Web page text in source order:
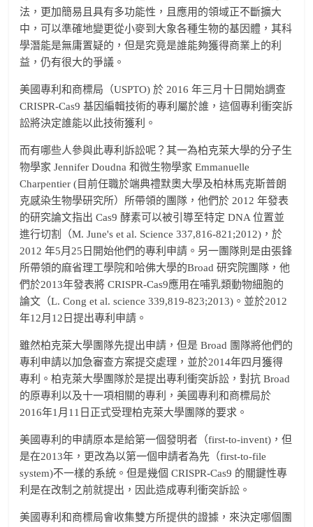
法，更加簡易且具有多功能性，且應用的領域正不斷擴大
中，可以準確地變更從小麥到大象各種生物的基因體，其科
學潛能是無庸置疑的，但是究竟是誰能夠獲得商業上的利
益，仍有很大的爭議。
美國專利和商標局（USPTO) 於 2016 年三月十日開始調查
CRISPR-Cas9 基因編輯技術的專利屬於誰，這個專利衝突訴
訟將決定誰能以此技術獲利。
而有哪些人參與此專利訴訟呢？其一為柏克萊大學的分子生
物學家 Jennifer Doudna 和微生物學家 Emmanuelle
Charpentier (目前任職於端典禮默奧大學及柏林馬克斯普朗
克感染生物學研究所）所帶領的團隊，他們於 2012 年發表
的研究論文指出 Cas9 酵素可以被引導至特定 DNA 位置並
進行切割（M. June's et al. Science 337,816-821;2012)，於
2012 年5月25日開始他們的專利申請。另一團隊則是由張鋒
所帶領的麻省理工學院和哈佛大學的Broad 研究院團隊，他
們於2013年發表將 CRISPR-Cas9應用在哺乳類動物細胞的
論文（L. Cong et al. science 339,819-823;2013)。並於2012
年12月12日提出專利申請。
雖然柏克萊大學團隊先提出申請，但是 Broad 團隊將他們的
專利申請以加急審查方案提交處理，並於2014年四月獲得
專利。柏克萊大學團隊於是提出專利衝突訴訟，對抗 Broad
的原專利以及十一項相關的專利，美國專利和商標局於
2016年1月11日正式受理柏克萊大學團隊的要求。
美國專利的申請原本是給第一個發明者（first-to-invent)，但
是在2013年，更改為以第一個申請者為先（first-to-file
system)不一樣的系統。但是幾個 CRISPR-Cas9 的關鍵性專
利是在改制之前就提出，因此造成專利衝突訴訟。
美國專利和商標局會收集雙方所提供的證據，來決定哪個團